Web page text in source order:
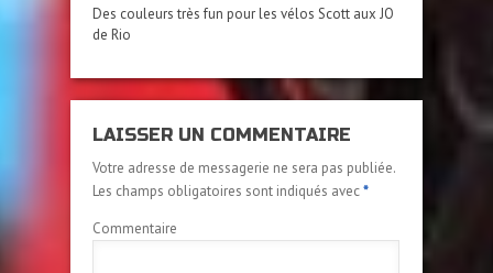
Des couleurs très fun pour les vélos Scott aux JO
de Rio
LAISSER UN COMMENTAIRE
Votre adresse de messagerie ne sera pas publiée.
Les champs obligatoires sont indiqués avec*
Commentaire